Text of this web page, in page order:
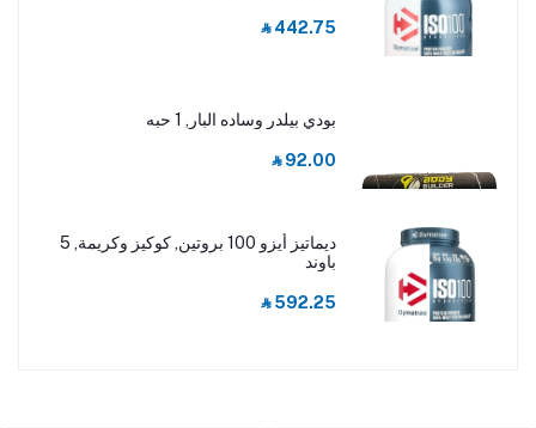
‎⃁ 442.75
بودي بيلدر وساده البار, 1 حبه
‎⃁ 92.00
ديماتيز أيزو 100 بروتين, كوكيز وكريمة, 5
باوند
‎⃁ 592.25